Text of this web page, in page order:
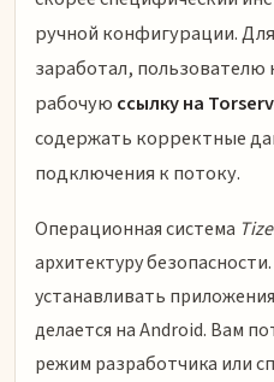
ручной конфигурации.
заработал, пользователю
рабочую ссылку на Torserv
содержать корректные
подключения к потоку.
Операционная система
архитектуру
устанавливать
делается на Android. Вам
режим разработчика или